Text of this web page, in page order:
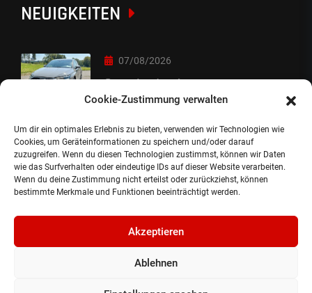
Cookie-Zustimmung verwalten
Um dir ein optimales Erlebnis zu bieten, verwenden wir Technologien wie
Cookies, um Geräteinformationen zu speichern und/oder darauf
zuzugreifen. Wenn du diesen Technologien zustimmst, können wir Daten
wie das Surfverhalten oder eindeutige IDs auf dieser Website verarbeiten.
Wenn du deine Zustimmung nicht erteilst oder zurückziehst, können
bestimmte Merkmale und Funktionen beeinträchtigt werden.
Akzeptieren
Ablehnen
NEUIGKEITEN
07/08/2026
Sorry Leute :-)
06/08/2026
Auslieferung
©2024, Gepflanzt Jung- und SportwagenhandelsgmbH.